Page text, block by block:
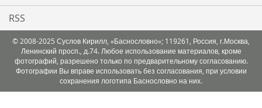
RSS
© 2008-2025 Суслов Кирилл, «Баснословно»; 119261, Россия, г.Москва,
Ленинский просп., д.74. Любое использование материалов, кроме
фотографий, разрешено только по предварительному согласованию.
Фотографии Вы вправе использовать без согласования, при условии
сохранения логотипа Баснословно на них.